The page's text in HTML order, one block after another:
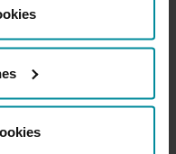
cualquier momento
.